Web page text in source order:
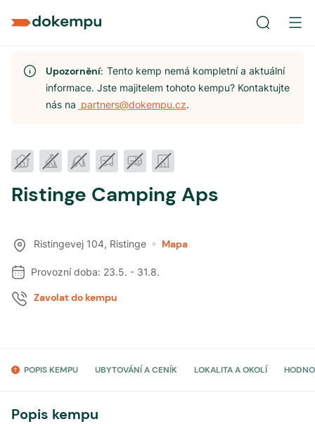
Upozornění:Tento kemp nemá kompletní a aktuální
informace. Jste majitelem tohoto kempu? Kontaktujte
nás na partners@dokempu.cz.
Ristinge Camping Aps
Ristingevej 104, Ristinge Mapa
Provozní doba: 23.5. - 31.8.
Zavolat do kempu
POPIS KEMPU UBYTOVÁNÍ A CENÍK LOKALITA A OKOLÍ
Popis kempu